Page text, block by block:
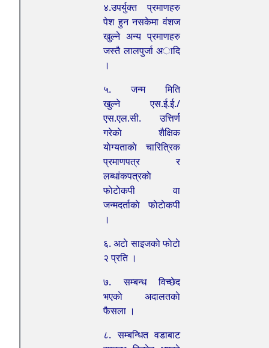
४.उपर्युक्त प्रमाणहरु
पेश हुन नसकेमा वंशज
खुल्ने अन्य प्रमाणहरु
जस्तै लालपुर्जा अादि
।
५. जन्म मिति
खुल्ने एस.ई.ई./
एस.एल.सी. उत्तिर्ण
गरेकाे शैक्षिक
याेग्यताकाे चारित्रिक
प्रमाणपत्र र
लब्धांकपत्रकाे
फाेटाेकपी वा
जन्मदर्ताकाे फाेटाेकपी
।
६. अटाे साइजकाे फाेटाे
२ प्रति ।
७. सम्बन्ध विच्छेद
भएकाे अदालतकाे
फैसला ।
८. सम्बन्धित वडाबाट